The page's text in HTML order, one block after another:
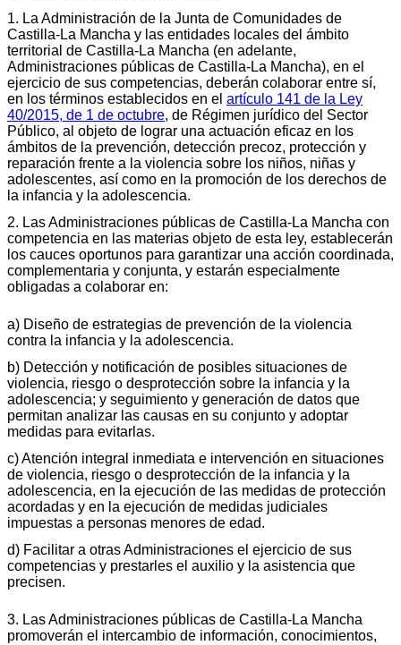
1. La Administración de la Junta de Comunidades de
Castilla-La Mancha y las entidades locales del ámbito
territorial de Castilla-La Mancha (en adelante,
Administraciones públicas de Castilla-La Mancha), en el
ejercicio de sus competencias, deberán colaborar entre sí,
en los términos establecidos en el artículo 141 de la Ley
40/2015, de 1 de octubre, de Régimen jurídico del Sector
Público, al objeto de lograr una actuación eficaz en los
ámbitos de la prevención, detección precoz, protección y
reparación frente a la violencia sobre los niños, niñas y
adolescentes, así como en la promoción de los derechos de
la infancia y la adolescencia.
2. Las Administraciones públicas de Castilla-La Mancha con
competencia en las materias objeto de esta ley, establecerán
los cauces oportunos para garantizar una acción coordinada,
complementaria y conjunta, y estarán especialmente
obligadas a colaborar en:
a) Diseño de estrategias de prevención de la violencia
contra la infancia y la adolescencia.
b) Detección y notificación de posibles situaciones de
violencia, riesgo o desprotección sobre la infancia y la
adolescencia; y seguimiento y generación de datos que
permitan analizar las causas en su conjunto y adoptar
medidas para evitarlas.
c) Atención integral inmediata e intervención en situaciones
de violencia, riesgo o desprotección de la infancia y la
adolescencia, en la ejecución de las medidas de protección
acordadas y en la ejecución de medidas judiciales
impuestas a personas menores de edad.
d) Facilitar a otras Administraciones el ejercicio de sus
competencias y prestarles el auxilio y la asistencia que
precisen.
3. Las Administraciones públicas de Castilla-La Mancha
promoverán el intercambio de información, conocimientos,